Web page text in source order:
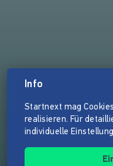
Info
Startnext mag
realisieren. Für
individuelle